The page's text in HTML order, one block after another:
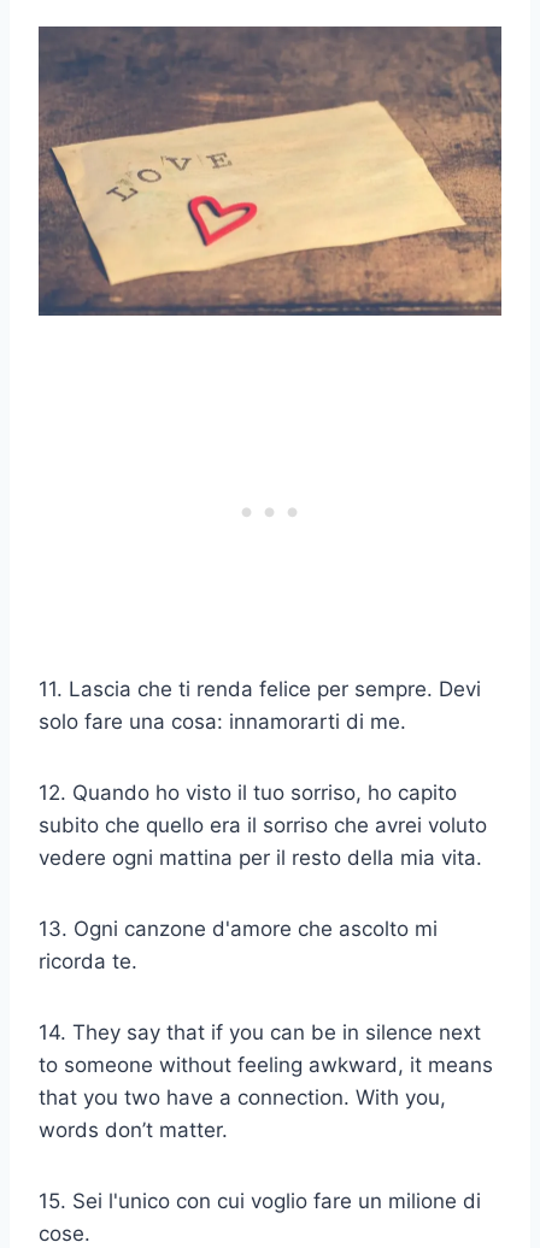
11. Lascia che ti renda felice per sempre. Devi
solo fare una cosa: innamorarti di me.
12. Quando ho visto il tuo sorriso, ho capito
subito che quello era il sorriso che avrei voluto
vedere ogni mattina per il resto della mia vita.
13. Ogni canzone d'amore che ascolto mi
ricorda te.
14. They say that if you can be in silence next
to someone without feeling awkward, it means
that you two have a connection. With you,
words don’t matter.
15. Sei l'unico con cui voglio fare un milione di
cose.